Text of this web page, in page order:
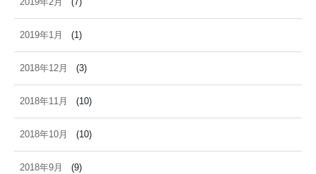
2019年1月 (1)
2018年12月 (3)
2018年11月 (10)
2018年10月 (10)
2018年9月 (9)